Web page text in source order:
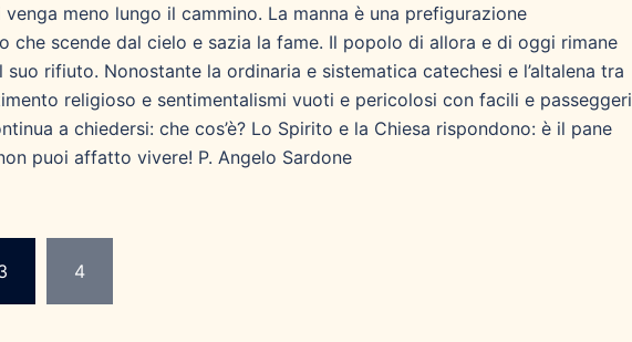
meno lungo il cammino. La manna è una prefigurazione
che scende dal cielo e sazia la fame. Il popolo di allora e di oggi rimane
rifiuto. Nonostante la ordinaria e sistematica catechesi e l’altalena tra
religioso e sentimentalismi vuoti e pericolosi con facili e passeggeri
a chiedersi: che cos’è? Lo Spirito e la Chiesa rispondono: è il pane
puoi affatto vivere! P. Angelo Sardone
4